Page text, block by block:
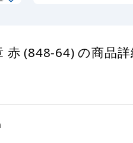
赤 (848-64) の商品詳